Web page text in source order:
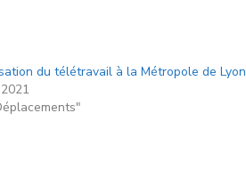
du télétravail à la Métropole de Lyon